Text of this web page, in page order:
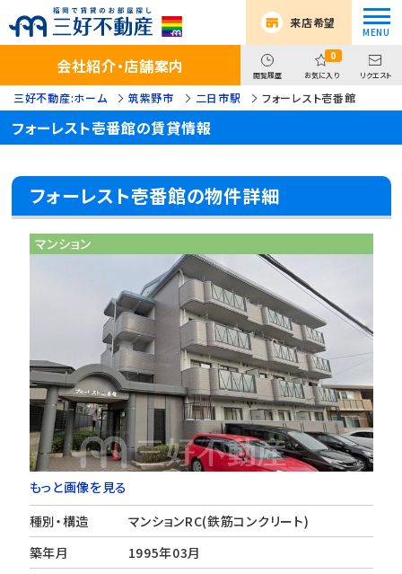
来店希望
会社紹介・店舗案内 閲覧履歴
0
お気に入り リクエスト
三好不動産:ホーム 筑紫野市 二日市駅 フォーレスト壱番館
フォーレスト壱番館の賃貸情報
フォーレスト壱番館の物件詳細
マンション
もっと画像を見る
種別・構造
マンションRC(鉄筋コンクリート)
築年月
1995年03月